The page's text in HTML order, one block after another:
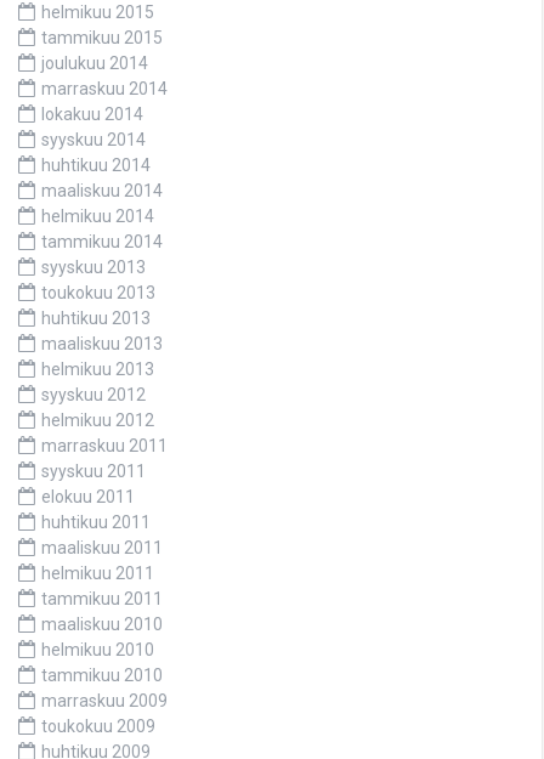
helmikuu 2015
tammikuu 2015
joulukuu 2014
marraskuu 2014
lokakuu 2014
syyskuu 2014
huhtikuu 2014
maaliskuu 2014
helmikuu 2014
tammikuu 2014
syyskuu 2013
toukokuu 2013
huhtikuu 2013
maaliskuu 2013
helmikuu 2013
syyskuu 2012
helmikuu 2012
marraskuu 2011
syyskuu 2011
elokuu 2011
huhtikuu 2011
maaliskuu 2011
helmikuu 2011
tammikuu 2011
maaliskuu 2010
helmikuu 2010
tammikuu 2010
marraskuu 2009
toukokuu 2009
huhtikuu 2009